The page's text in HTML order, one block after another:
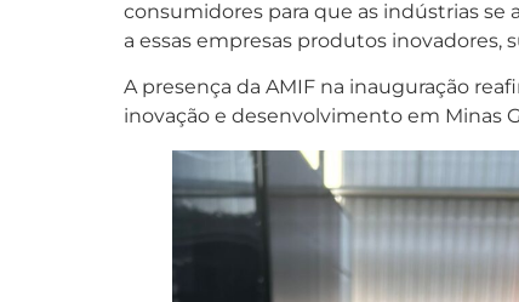
consumidores para que as indústrias se
a essas empresas produtos inovadores,
A presença da AMIF na inauguração
inovação e desenvolvimento em Minas